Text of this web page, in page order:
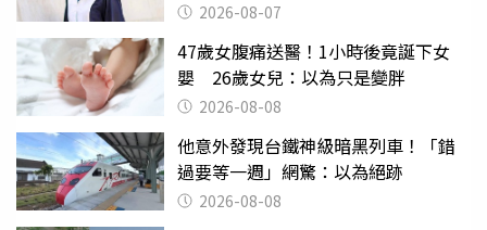
2026-08-07
47歲女腹痛送醫！1小時後竟誕下女
嬰 26歲女兒：以為只是變胖
2026-08-08
他意外發現台鐵神級暗黑列車！「錯
過要等一週」網驚：以為絕跡
2026-08-08